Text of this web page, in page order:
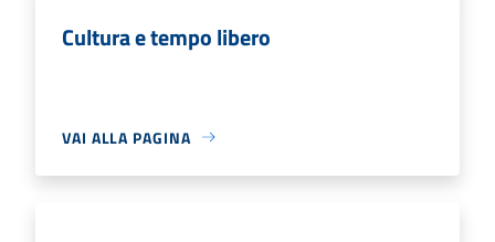
Cultura e tempo libero
VAI ALLA PAGINA